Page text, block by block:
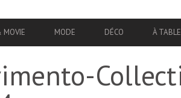
MOVIE MODE DÉCO À TABLE